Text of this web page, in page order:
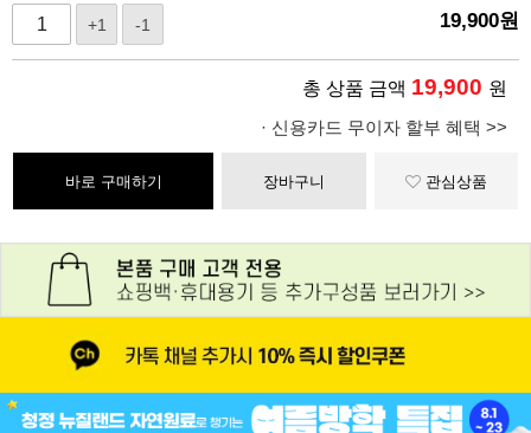
+1 -1 19,900원
총 상품 금액 19,900 원
· 신용카드 무이자 할부 혜택 >>
바로 구매하기 장바구니 관심상품